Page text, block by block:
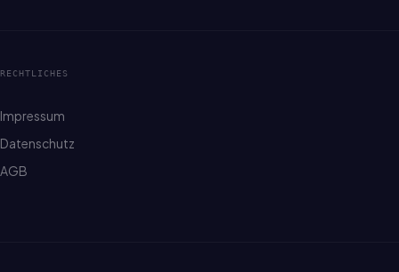
RECHTLICHES
Impressum
Datenschutz
AGB